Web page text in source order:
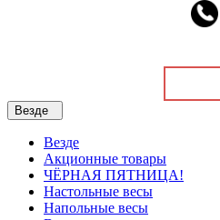
Везде
Везде
Акционные товары
ЧЁРНАЯ ПЯТНИЦА!
Настольные весы
Напольные весы